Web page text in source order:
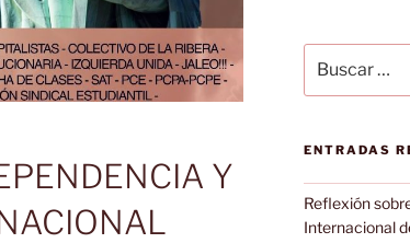
Y
por:
ENTRADAS
Reflexión
Internacional